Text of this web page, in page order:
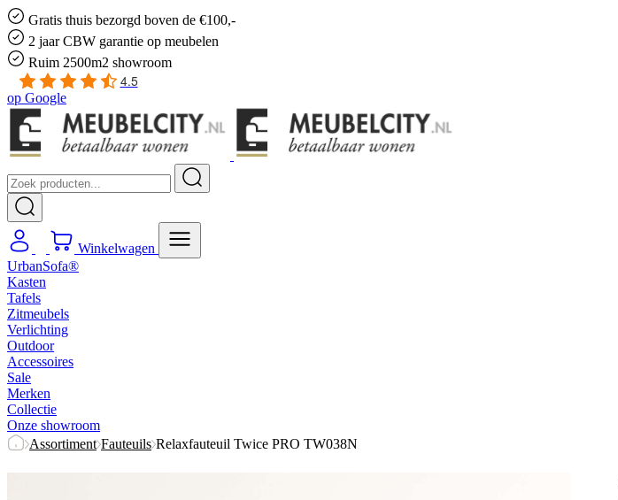
Gratis thuis bezorgd boven de €100,-
2 jaar CBW garantie op meubelen
Ruim 2500m2 showroom
4.5
op Google
Winkelwagen
UrbanSofa®
Kasten
Tafels
Zitmeubels
Verlichting
Outdoor
Accessoires
Sale
Merken
Collectie
Onze showroom
Assortiment Fauteuils Relaxfauteuil Twice PRO TW038N